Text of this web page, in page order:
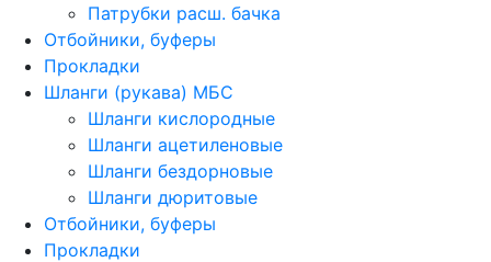
Патрубки расш. бачка
Отбойники, буферы
Прокладки
Шланги (рукава) МБС
Шланги кислородные
Шланги ацетиленовые
Шланги бездорновые
Шланги дюритовые
Отбойники, буферы
Прокладки